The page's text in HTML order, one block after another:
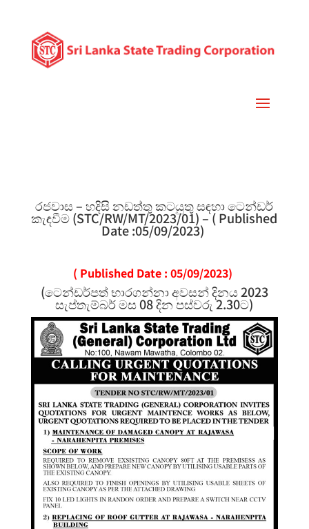
රජවාස – හදිසි නඩත්තු කටයුතු සඳහා ටෙන්ඩර්
කැඳවීම (STC/RW/MT/2023/01) – ( Published
Date :05/09/2023)
( Published Date : 05/09/2023)
(ටෙන්ඩර්පත් භාරගන්නා අවසන් දිනය 2023
සැප්තැම්බර් මස 08 දින පස්වරු 2.30ට)